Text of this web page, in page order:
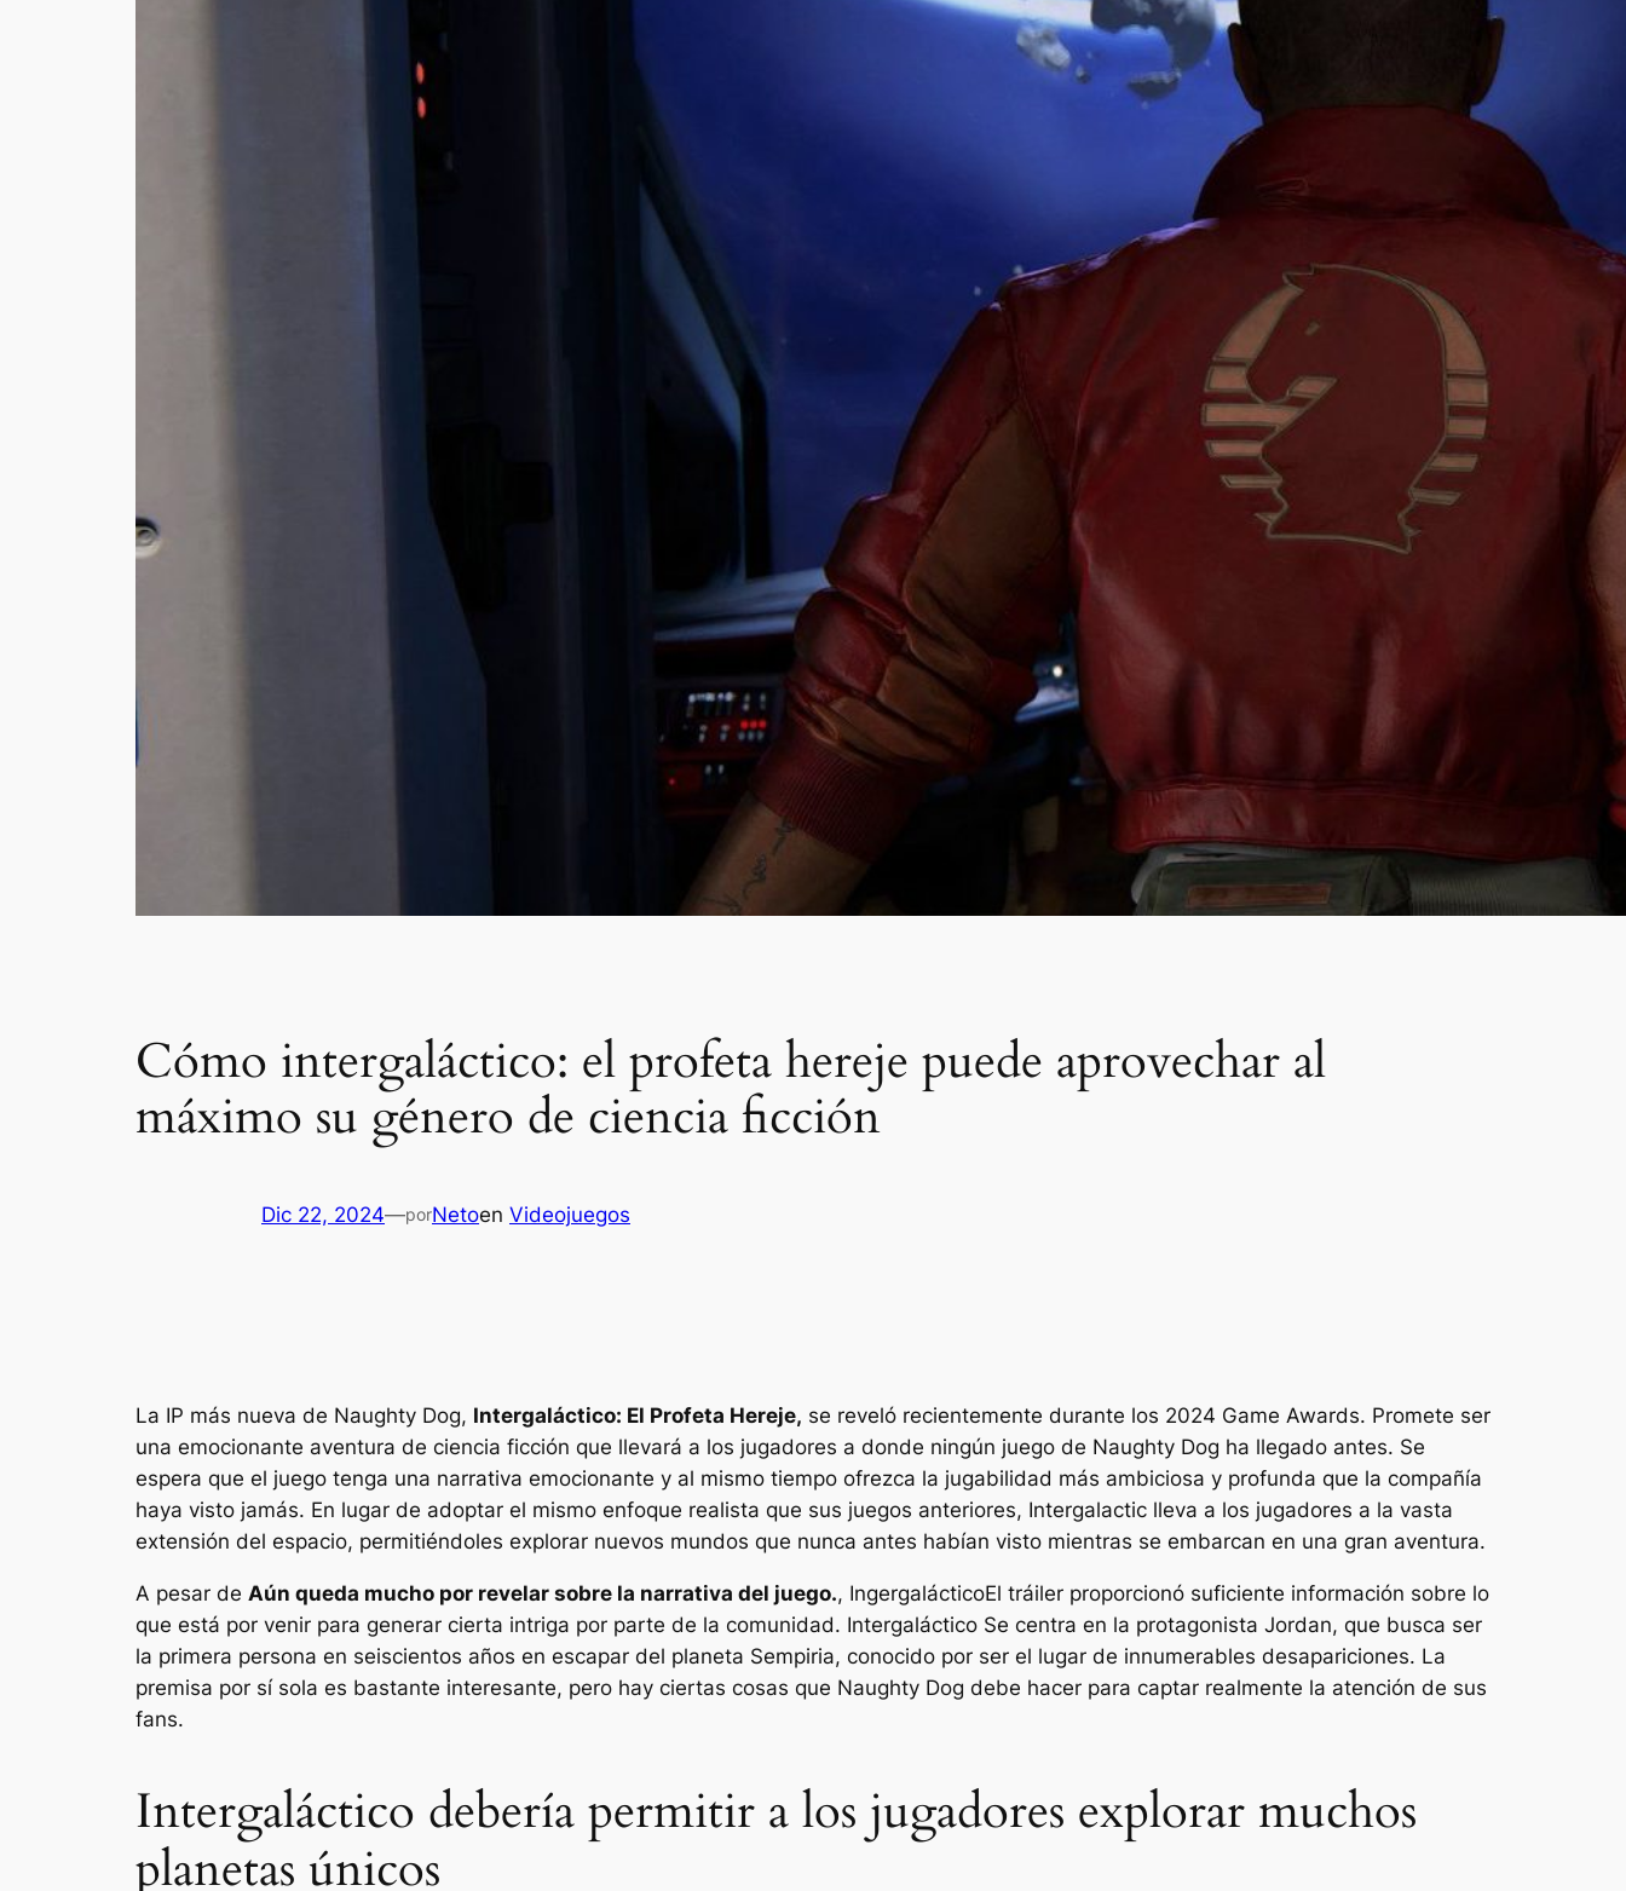
Cómo intergaláctico: el profeta hereje puede aprovechar al
máximo su género de ciencia ficción
Dic 22, 2024—porNetoen Videojuegos
La IP más nueva de Naughty Dog, Intergaláctico: El Profeta Hereje, se reveló recientemente durante los 2024 Game Awards. Promete ser
una emocionante aventura de ciencia ficción que llevará a los jugadores a donde ningún juego de Naughty Dog ha llegado antes. Se
espera que el juego tenga una narrativa emocionante y al mismo tiempo ofrezca la jugabilidad más ambiciosa y profunda que la compañía
haya visto jamás. En lugar de adoptar el mismo enfoque realista que sus juegos anteriores, Intergalactic lleva a los jugadores a la vasta
extensión del espacio, permitiéndoles explorar nuevos mundos que nunca antes habían visto mientras se embarcan en una gran aventura.
A pesar de Aún queda mucho por revelar sobre la narrativa del juego., IngergalácticoEl tráiler proporcionó suficiente información sobre lo
que está por venir para generar cierta intriga por parte de la comunidad. Intergaláctico Se centra en la protagonista Jordan, que busca ser
la primera persona en seiscientos años en escapar del planeta Sempiria, conocido por ser el lugar de innumerables desapariciones. La
premisa por sí sola es bastante interesante, pero hay ciertas cosas que Naughty Dog debe hacer para captar realmente la atención de sus
fans.
Intergaláctico debería permitir a los jugadores explorar muchos
planetas únicos